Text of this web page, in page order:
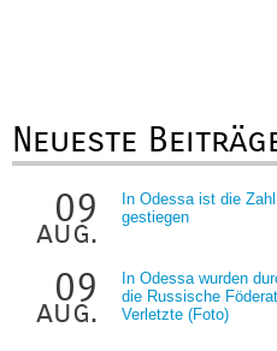
Neueste
09
aug.
In Odessa ist die
gestiegen
09
aug.
In Odessa wurden
die Russische
Verletzte (Foto)